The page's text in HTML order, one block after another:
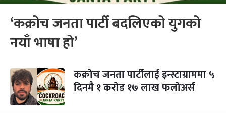
‘कक्रोच जनता पार्टी बदलिएको युगको
नयाँ भाषा हो’
कक्रोच जनता पार्टीलाई इन्स्टाग्राममा ५
दिनमै १ करोड १७ लाख फलोअर्स